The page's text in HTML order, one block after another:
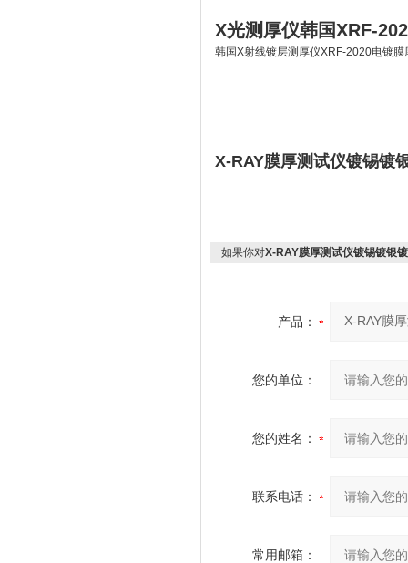
X光测厚仪韩国XRF-
韩国X射线镀层测厚仪XRF-2020电镀膜
X-RAY膜厚测试仪镀锡镀
如果你对X-RAY膜厚测试仪镀锡镀银
产品：
您的单位：
您的姓名：
联系电话：
常用邮箱：